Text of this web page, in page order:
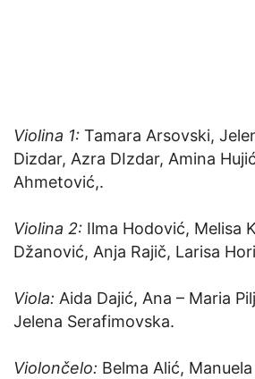
Violina 1: Tamara Arsovski,
Dizdar, Azra DIzdar, Amina
Ahmetović,.
Violina 2: Ilma Hodović, Melisa
Džanović, Anja Rajič, Larisa
Viola: Aida Dajić, Ana – Maria
Jelena Serafimovska.
Violončelo: Belma Alić,